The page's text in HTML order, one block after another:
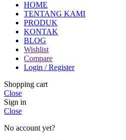
HOME
TENTANG KAMI
PRODUK
KONTAK
BLOG
Wishlist
Compare
Login / Register
Shopping cart
Close
Sign in
Close
No account yet?